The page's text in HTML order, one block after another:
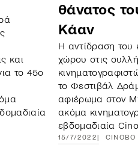
και
το 45ο
θάνατος
Κάαν
Η αντίδραση του
χώρου στις
το Φεστιβάλ
αφιέρωμα στον
ακόμα
εβδομαδιαία
15/7/2022 CINOBO